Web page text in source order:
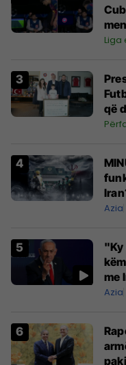
Liga
që
në
Azia
"Ky
me
Azia